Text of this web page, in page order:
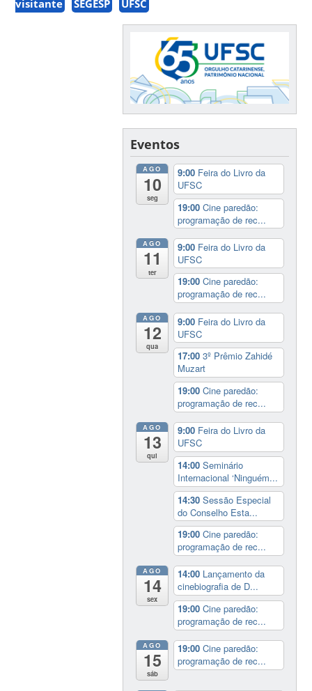
visitante
SEGESP UFSC
Eventos
AGO
10
seg
9:00 Feira do Livro da
UFSC
19:00Cine paredão:
programação de rec...
AGO
11
ter
9:00 Feira do Livro da
UFSC
19:00Cine paredão:
programação de rec...
AGO
12
qua
9:00 Feira do Livro da
UFSC
17:003º Prêmio Zahidé
Muzart
19:00Cine paredão:
programação de rec...
AGO
13
qui
9:00 Feira do Livro da
UFSC
14:00Seminário
Internacional ‘Ninguém...
14:30Sessão Especial
do Conselho Esta...
19:00Cine paredão:
programação de rec...
AGO
14
sex
14:00 Lançamento da
cinebiografia de D...
19:00Cine paredão:
programação de rec...
AGO
15
sáb
19:00Cine paredão:
programação de rec...